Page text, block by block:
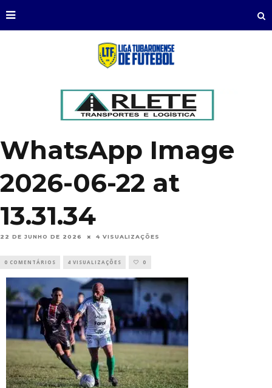
WhatsApp Image
2026-06-22 at
13.31.34
22 DE JUNHO DE 2026 4 VISUALIZAÇÕES
0 COMENTÁRIOS 4 VISUALIZAÇÕES 0